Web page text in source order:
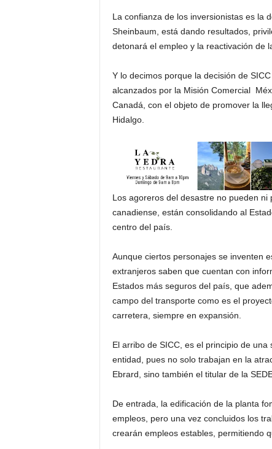
La confianza de los inversionistas es la
Sheinbaum, está dando resultados,
detonará el empleo y la reactivación de
Y lo decimos porque la decisión de
alcanzados por la Misión Comercial
Canadá, con el objeto de promover la
Hidalgo.
Los agoreros del desastre no pueden
canadiense, están consolidando al
centro del país.
Aunque ciertos personajes se inventen
extranjeros saben que cuentan con
Estados más seguros del país, que
campo del transporte como es el
carretera, siempre en expansión.
El arribo de SICC, es el principio de
entidad, pues no solo trabajan en la
Ebrard, sino también el titular de la
De entrada, la edificación de la planta
empleos, pero una vez concluidos los
crearán empleos estables, permitiendo